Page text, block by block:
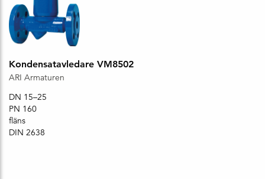
Kondensatavledare VM8502
ARI Armaturen
DN 15–25
PN 160
fläns
DIN 2638